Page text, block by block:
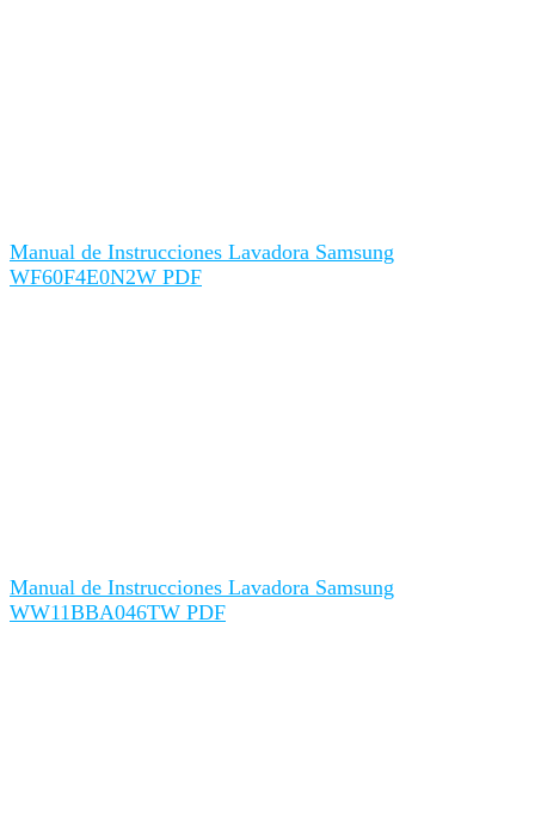
Manual de Instrucciones Lavadora Samsung
WF60F4E0N2W PDF
Manual de Instrucciones Lavadora Samsung
WW11BBA046TW PDF